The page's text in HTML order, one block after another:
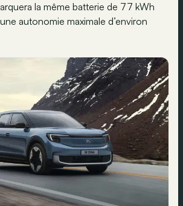
la même batterie de 77 kWh
autonomie maximale d’environ